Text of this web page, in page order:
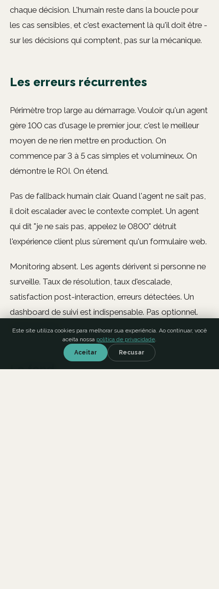
chaque décision. L'humain reste dans la boucle pour
les cas sensibles, et c'est exactement là qu'il doit être -
sur les décisions qui comptent, pas sur la mécanique.
Les erreurs récurrentes
Périmètre trop large au démarrage. Vouloir qu'un agent
gère 100 cas d'usage le premier jour, c'est le meilleur
moyen de ne rien mettre en production. On
commence par 3 à 5 cas simples et volumineux. On
démontre le ROI. On étend.
Pas de fallback humain clair. Quand l'agent ne sait pas,
il doit escalader avec le contexte complet. Un agent
qui dit "je ne sais pas, appelez le 0800" détruit
l'expérience client plus sûrement qu'un formulaire web.
Monitoring absent. Les agents dérivent si personne ne
surveille. Taux de résolution, taux d'escalade,
satisfaction post-interaction, erreurs détectées. Un
dashboard de suivi est indispensable. Pas optionnel.
Indispensable.
Le fond
Este site utiliza cookies para melhorar sua experiência. Ao continuar, você
aceita nossa política de privacidade.
Aceitar
Recusar